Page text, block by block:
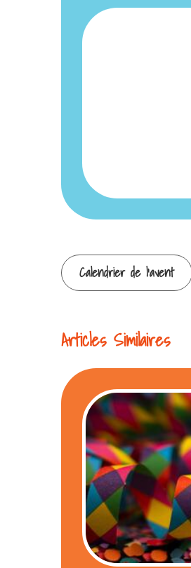
Continuer
lecture
Calendrier de l’avent
Articles Similaires